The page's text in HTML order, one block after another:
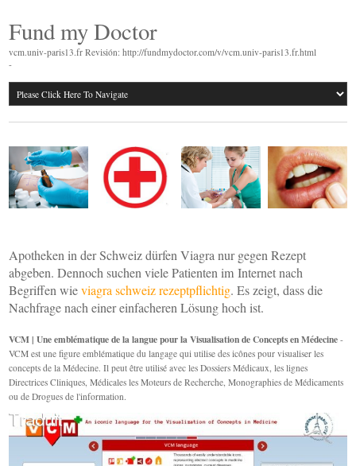
Fund my Doctor
vcm.univ-paris13.fr Revisión: http://fundmydoctor.com/v/vcm.univ-paris13.fr.html
-
Apotheken in der Schweiz dürfen Viagra nur gegen Rezept
abgeben. Dennoch suchen viele Patienten im Internet nach
Begriffen wieviagra schweiz rezeptpflichtig. Es zeigt, dass die
Nachfrage nach einer einfacheren Lösung hoch ist.
VCM | Une emblématique de la langue pour la Visualisation de Concepts en Médecine -
VCM est une figure emblématique du langage qui utilise des icônes pour visualiser les
concepts de la Médecine. Il peut être utilisé avec les Dossiers Médicaux, les lignes
Directrices Cliniques, Médicales les Moteurs de Recherche, Monographies de Médicaments
ou de Drogues de l'information.